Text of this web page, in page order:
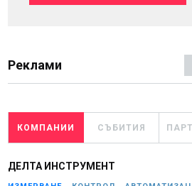
Реклами
КОМПАНИИ СЪБИТИЯ
ДЕЛТА ИНСТРУМЕНТ